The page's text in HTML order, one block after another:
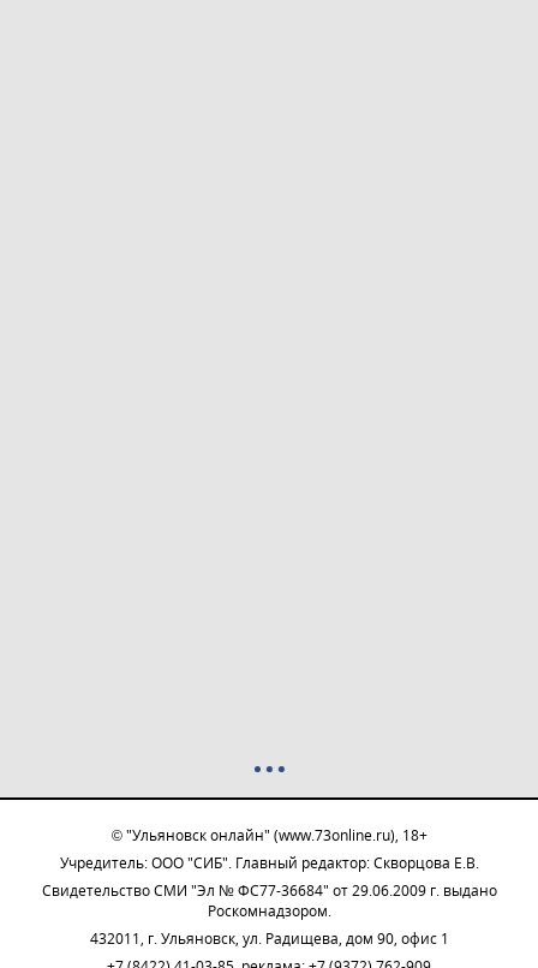
© "Ульяновск онлайн" (www.73online.ru), 18+
Учредитель: ООО "СИБ". Главный редактор: Скворцова Е.В.
Свидетельство СМИ "Эл № ФС77-36684" от 29.06.2009 г. выдано
Роскомнадзором.
432011, г. Ульяновск, ул. Радищева, дом 90, офис 1